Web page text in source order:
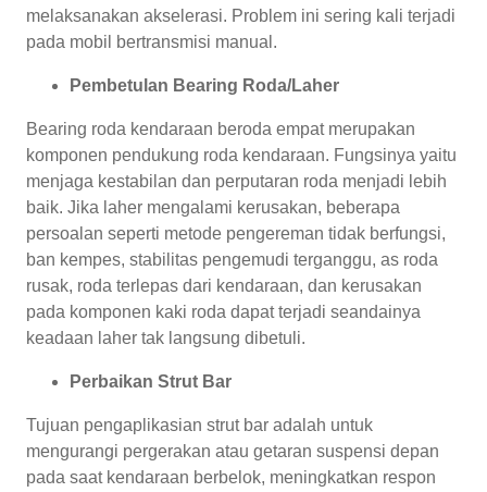
melaksanakan akselerasi. Problem ini sering kali terjadi
pada mobil bertransmisi manual.
Pembetulan Bearing Roda/Laher
Bearing roda kendaraan beroda empat merupakan
komponen pendukung roda kendaraan. Fungsinya yaitu
menjaga kestabilan dan perputaran roda menjadi lebih
baik. Jika laher mengalami kerusakan, beberapa
persoalan seperti metode pengereman tidak berfungsi,
ban kempes, stabilitas pengemudi terganggu, as roda
rusak, roda terlepas dari kendaraan, dan kerusakan
pada komponen kaki roda dapat terjadi seandainya
keadaan laher tak langsung dibetuli.
Perbaikan Strut Bar
Tujuan pengaplikasian strut bar adalah untuk
mengurangi pergerakan atau getaran suspensi depan
pada saat kendaraan berbelok, meningkatkan respon